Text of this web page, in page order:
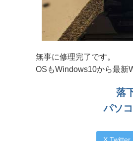
無事に修理完了です。
OSもWindows10から最新
落
パソ